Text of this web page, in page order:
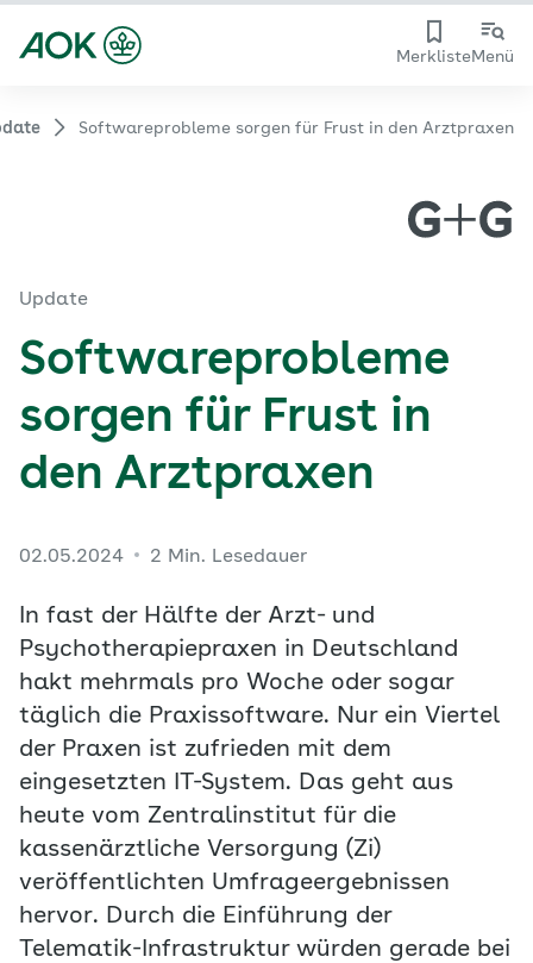
MerklisteMenü
Softwareprobleme sorgen für Frust in den Arztpraxen
Update
Softwareprobleme
sorgen für Frust in
den Arztpraxen
02.05.2024 2 Min. Lesedauer
In fast der Hälfte der Arzt- und
Psychotherapiepraxen in Deutschland
hakt mehrmals pro Woche oder sogar
täglich die Praxissoftware. Nur ein Viertel
der Praxen ist zufrieden mit dem
eingesetzten IT-System. Das geht aus
heute vom Zentralinstitut für die
kassenärztliche Versorgung (Zi)
veröffentlichten Umfrageergebnissen
hervor. Durch die Einführung der
Telematik-Infrastruktur würden gerade bei